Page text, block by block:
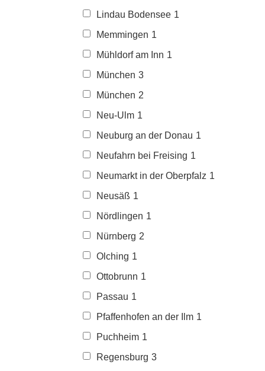
Lindau Bodensee 1
Memmingen 1
Mühldorf am Inn 1
München 3
München 2
Neu-Ulm 1
Neuburg an der Donau 1
Neufahrn bei Freising 1
Neumarkt in der Oberpfalz 1
Neusäß 1
Nördlingen 1
Nürnberg 2
Olching 1
Ottobrunn 1
Passau 1
Pfaffenhofen an der Ilm 1
Puchheim 1
Regensburg 3